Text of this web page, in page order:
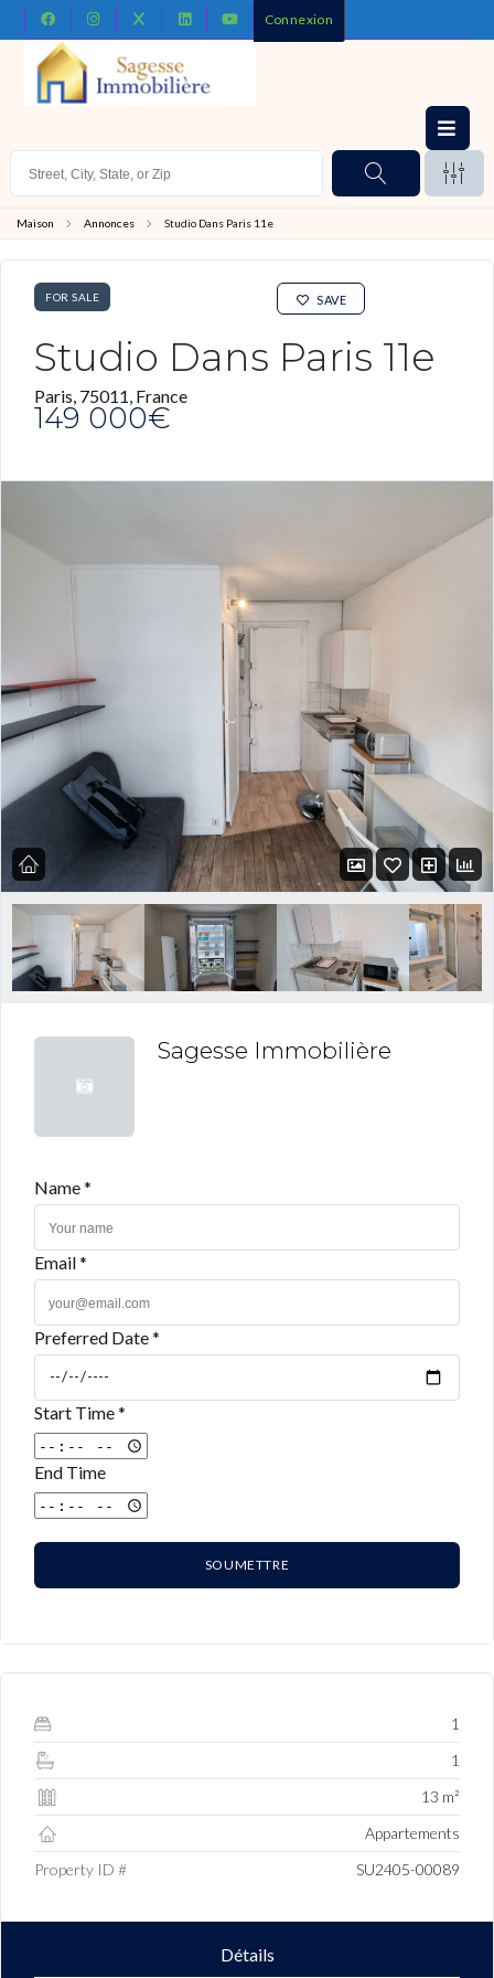
Connexion
Maison Annonces Studio Dans Paris 11e
FOR SALE
Studio Dans Paris 11e
Paris, 75011, France
SAVE
149 000€
Sagesse Immobilière
Name *
Email *
Preferred Date *
Start Time *
End Time
SOUMETTRE
1
1
13 m²
Appartements
Property ID #
SU2405-00089
Détails